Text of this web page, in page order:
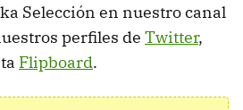
Selección en nuestro canal
perfiles de Twitter,
Flipboard.